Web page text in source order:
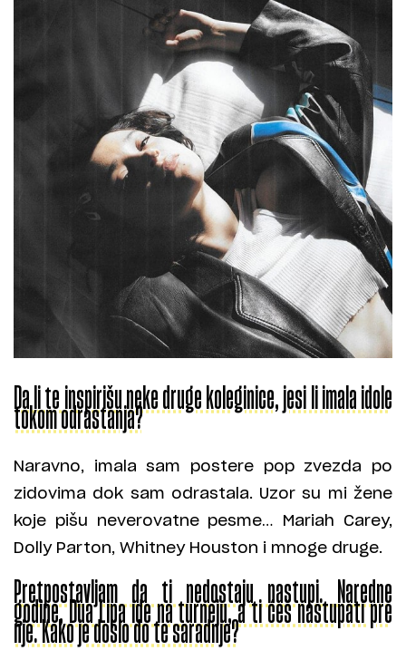
Da li te inspirišu neke druge koleginice, jesi li imala idole
tokom odrastanja?
Naravno, imala sam postere pop zvezda po
zidovima dok sam odrastala. Uzor su mi žene
koje pišu neverovatne pesme… Mariah Carey,
Dolly Parton, Whitney Houston i mnoge druge.
Pretpostavljam da ti nedostaju nastupi. Naredne
godine, Dua Lipa ide na turneju, a ti ćeš nastupati pre
nje. Kako je došlo do te saradnje?